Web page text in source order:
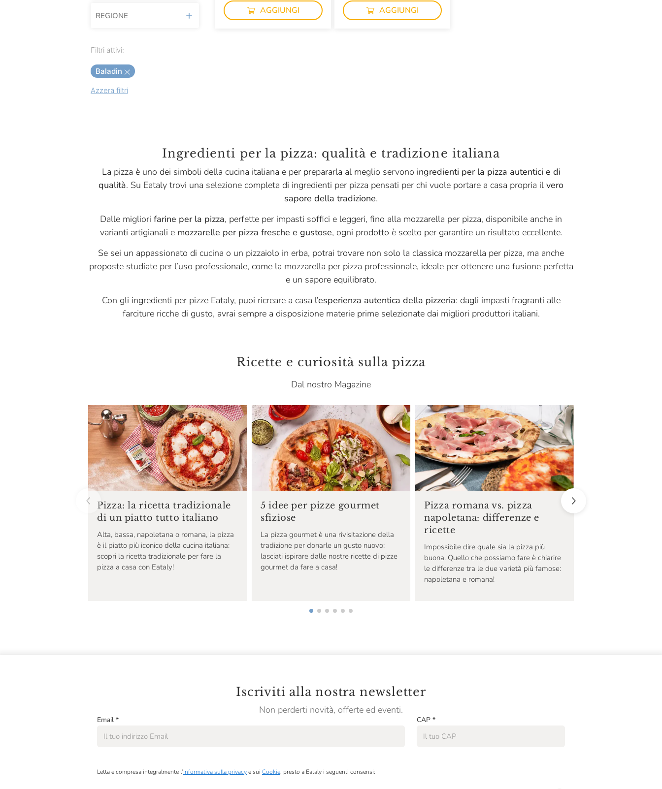
Afeltra
Antonella
Baladin
Baule Volante
Caseificio Centro Form
Collebianco
Dario Previdi
Eatinerari
Fresco Piada
Il Pesto Di Pra'
Italpesto
L'Ortofrutta Di Eataly
Lesaffre
Madama Oliva
Mulino Marino
Negrini
Paganoni
Pariani
REGIONE
Piemonte
Puglia
Filtri attivi:
Baladin
Azzera filtri
AGGIUNGI AGGIUNGI
Ingredienti per la pizza: qualità e tradizione italiana
La pizza è uno dei simboli della cucina italiana e per prepararla al meglio servono ingredienti per la pizza autentici e di
qualità. Su Eataly trovi una selezione completa di ingredienti per pizza pensati per chi vuole portare a casa propria il vero
sapore della tradizione.
Dalle migliori farine per la pizza, perfette per impasti soffici e leggeri, fino alla mozzarella per pizza, disponibile anche in
varianti artigianali e mozzarelle per pizza fresche e gustose, ogni prodotto è scelto per garantire un risultato eccellente.
Se sei un appassionato di cucina o un pizzaiolo in erba, potrai trovare non solo la classica mozzarella per pizza, ma anche
proposte studiate per l’uso professionale, come la mozzarella per pizza professionale, ideale per ottenere una fusione perfetta
e un sapore equilibrato.
Con gli ingredienti per pizze Eataly, puoi ricreare a casa l’esperienza autentica della pizzeria: dagli impasti fragranti alle
farciture ricche di gusto, avrai sempre a disposizione materie prime selezionate dai migliori produttori italiani.
Ricette e curiosità sulla pizza
Dal nostro Magazine
Pizza: la ricetta tradizionale
di un piatto tutto italiano
Alta, bassa, napoletana o romana, la pizza
è il piatto più iconico della cucina italiana:
scopri la ricetta tradizionale per fare la
pizza a casa con Eataly!
5 idee per pizze gourmet
sfiziose
La pizza gourmet è una rivisitazione della
tradizione per donarle un gusto nuovo:
lasciati ispirare dalle nostre ricette di pizze
gourmet da fare a casa!
Pizza romana vs. pizza
napoletana: differenze e
ricette
Impossibile dire quale sia la pizza più
buona. Quello che possiamo fare è chiarire
le differenze tra le due varietà più famose:
napoletana e romana!
Iscriviti alla nostra newsletter
Non perderti novità, offerte ed eventi.
Email * CAP *
Letta e compresa integralmente l’Informativa sulla privacye sui Cookie, presto a Eataly i seguenti consensi: